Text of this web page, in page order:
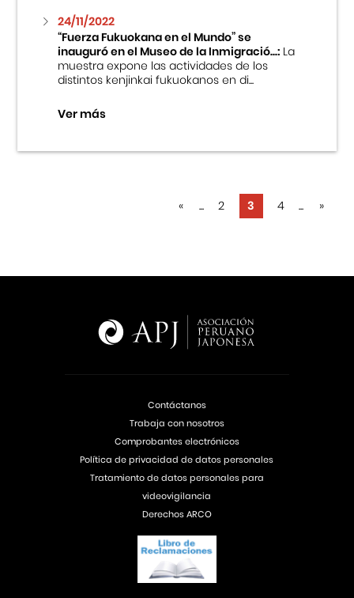
24/11/2022
“Fuerza Fukuokana en el Mundo” se
inauguró en el Museo de la Inmigració...:La
muestra expone las actividades de los
distintos kenjinkai fukuokanos en di...
Ver más
« ... 2 3 4 ... »
Contáctanos
Trabaja con nosotros
Comprobantes electrónicos
Política de privacidad de datos personales
Tratamiento de datos personales para
videovigilancia
Derechos ARCO